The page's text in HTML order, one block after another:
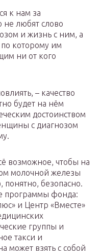
к нам за
не любят слово
и жизнь с ним, а
по которому им
ни от кого
– качество
будет на нём
достоинством
с диагнозом
возможное, чтобы на
молочной железы
безопасно.
программы фонда:
и Центр «Вместе»
группы и
такси и
может взять с собой